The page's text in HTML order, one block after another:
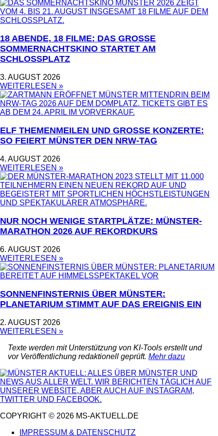
18 ABENDE, 18 FILME: DAS GROSSE S
OMMERNACHTSKINO STARTET AM S
CHLOSSPLATZ
3. AUGUST 2026
WEITERLESEN »
ELF THEMENMEILEN UND GROSSE KONZERTE: S
O FEIERT MÜNSTER DEN NRW-TAG
4. AUGUST 2026
WEITERLESEN »
NUR NOCH WENIGE STARTPLÄTZE: MÜNSTER-
MARATHON 2026 AUF REKORDKURS
6. AUGUST 2026
WEITERLESEN »
SONNENFINSTERNIS ÜBER MÜNSTER:
PLANETARIUM STIMMT AUF DAS EREIGNIS EIN
2. AUGUST 2026
WEITERLESEN »
Texte werden mit Unterstützung von KI-Tools erstellt und
vor Veröffentlichung redaktionell geprüft. Mehr dazu
COPYRIGHT © 2026 MS-AKTUELL.DE
IMPRESSUM & DATENSCHUTZ